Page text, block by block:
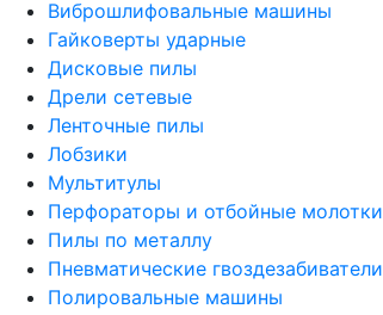
Виброшлифовальные машины
Гайковерты ударные
Дисковые пилы
Дрели сетевые
Ленточные пилы
Лобзики
Мультитулы
Перфораторы и отбойные молотки
Пилы по металлу
Пневматические гвоздезабиватели
Полировальные машины